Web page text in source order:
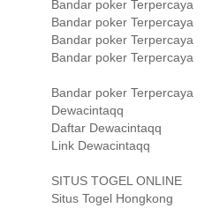
Bandar poker Terpercaya
Bandar poker Terpercaya
Bandar poker Terpercaya
Bandar poker Terpercaya
Bandar poker Terpercaya
Dewacintaqq
Daftar Dewacintaqq
Link Dewacintaqq
SITUS TOGEL ONLINE
Situs Togel Hongkong